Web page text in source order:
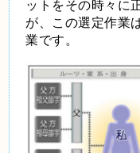
ットをその時々に
が、この選定作業
業です。